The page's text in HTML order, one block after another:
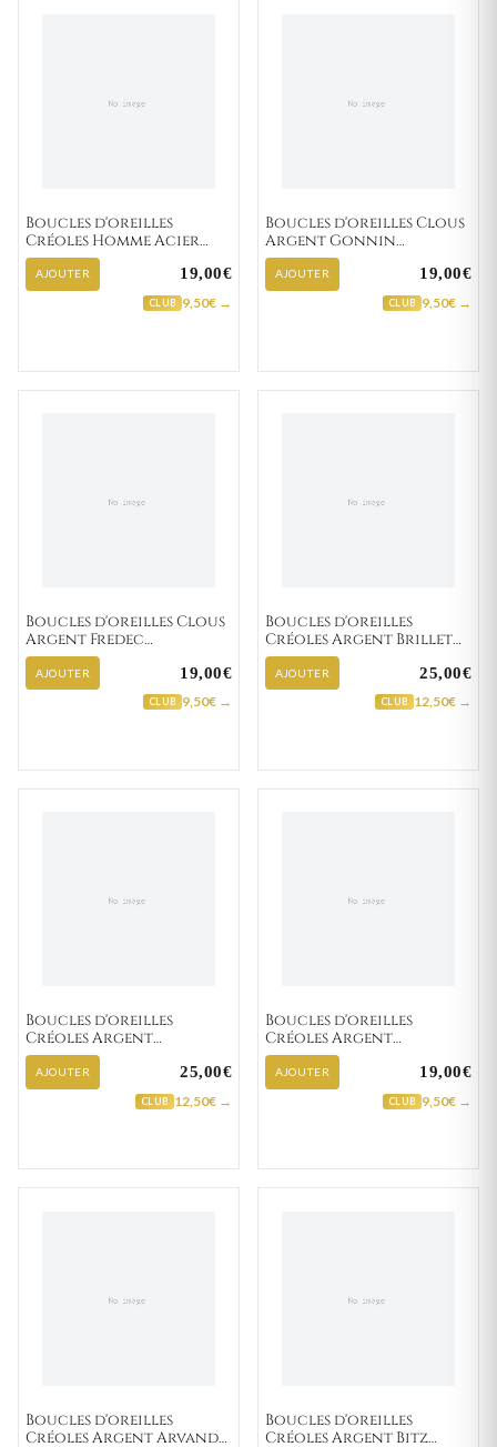
Boucles d'oreilles
Créoles Homme Acier
Doré Felipe IP blanc,noir
Diamètre 13mm
AJOUTER 19,00€
CLUB 9,50€ →
Boucles d'oreilles Clous
Argent Gonnin
Zirconium
AJOUTER 19,00€
CLUB 9,50€ →
Boucles d'oreilles Clous
Argent Fredec
Zirconium
AJOUTER 19,00€
CLUB 9,50€ →
Boucles d'oreilles
Créoles Argent Brillet
Texturé
AJOUTER 25,00€
CLUB 12,50€ →
Boucles d'oreilles
Créoles Argent
Dorfmann Texturé
AJOUTER 25,00€
CLUB 12,50€ →
Boucles d'oreilles
Créoles Argent
Dorfmann Texturé
AJOUTER 19,00€
CLUB 9,50€ →
Boucles d'oreilles
Créoles Argent Arvand
Boucles d'oreilles
Créoles Argent Bitz